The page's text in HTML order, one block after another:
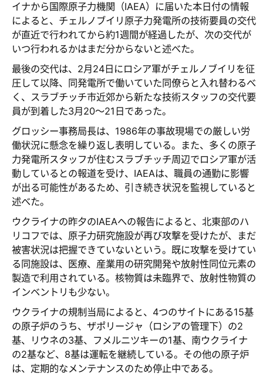
イナから国際原子力機関（IAEA）に届いた本日付の情報
によると、チェルノブイリ原子力発電所の技術要員の交代
が直近で行われてから約1週間が経過したが、次の交代が
いつ行われるかはまだ分からないと述べた。
最後の交代は、2月24日にロシア軍がチェルノブイリを征
圧して以降、同発電所で働いていた同僚らと入れ替わるべ
く、スラブチッチ市近郊から新たな技術スタッフの交代要
員が到着した3月20～21日であった。
グロッシー事務局長は、1986年の事故現場での厳しい労
働状況に懸念を繰り返し表明している。また、多くの原子
力発電所スタッフが住むスラブチッチ周辺でロシア軍が活
動しているとの報道を受け、IAEAは、職員の通勤に影響
が出る可能性があるため、引き続き状況を監視していると
述べた。
ウクライナの昨夕のIAEAへの報告によると、北東部のハ
リコフでは、原子力研究施設が再び攻撃を受けたが、まだ
被害状況は把握できていないという。既に攻撃を受けてい
る同施設は、医療、産業用の研究開発や放射性同位元素の
製造で利用されている。核物質は未臨界で、放射性物質の
インベントリも少ない。
ウクライナの規制当局によると、4つのサイトにある15基
の原子炉のうち、ザポリージャ（ロシアの管理下）の2
基、リウネの3基、フメルニツキーの1基、南ウクライナ
の2基など、8基は運転を継続している。その他の原子炉
は、定期的なメンテナンスのため停止中である。